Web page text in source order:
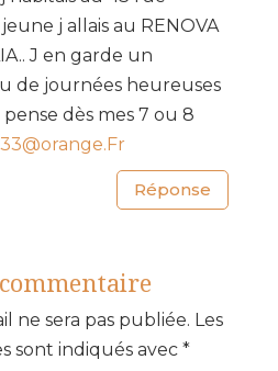
j allais au RENOVA
J en garde un
de journées heureuses
dès mes 7 ou 8
Réponse
ne sera pas publiée. Les
sont indiqués avec *